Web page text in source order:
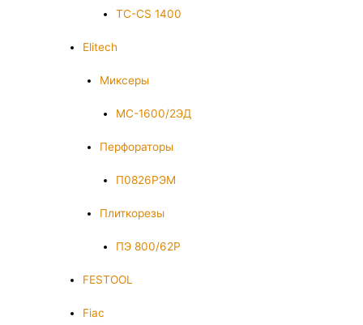
TC-CS 1400
Elitech
Миксеры
МС-1600/2ЭД
Перфораторы
П0826РЭМ
Плиткорезы
ПЭ 800/62Р
FESTOOL
Fiac